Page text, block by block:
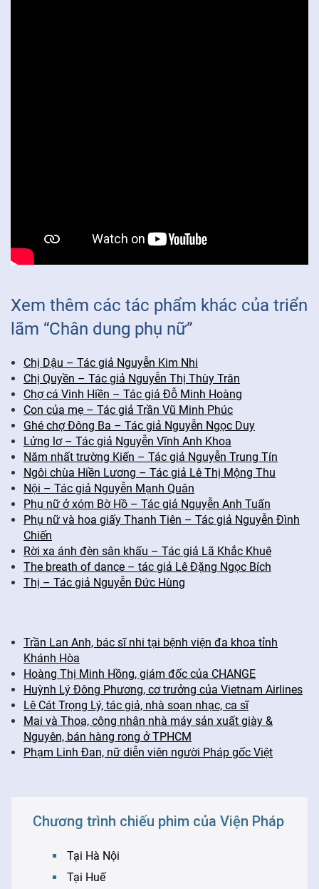
Xem thêm các tác phẩm khác của triển
lãm “Chân dung phụ nữ”
Chị Dậu – Tác giả Nguyễn Kim Nhi
Chị Quyền – Tác giả Nguyễn Thị Thùy Trân
Chợ cá Vinh Hiền – Tác giả Đỗ Minh Hoàng
Con của mẹ – Tác giả Trần Vũ Minh Phúc
Ghé chợ Đông Ba – Tác giả Nguyễn Ngọc Duy
Lửng lơ – Tác giả Nguyễn Vĩnh Anh Khoa
Năm nhất trường Kiến – Tác giả Nguyễn Trung Tín
Ngôi chùa Hiền Lương – Tác giả Lê Thị Mộng Thu
Nội – Tác giả Nguyễn Mạnh Quân
Phụ nữ ở xóm Bờ Hồ – Tác giả Nguyễn Anh Tuấn
Phụ nữ và hoa giấy Thanh Tiên – Tác giả Nguyễn Đình
Chiến
Rời xa ánh đèn sân khấu – Tác giả Lã Khắc Khuê
The breath of dance – tác giả Lê Đặng Ngọc Bích
Thị – Tác giả Nguyễn Đức Hùng
Trần Lan Anh, bác sĩ nhi tại bệnh viện đa khoa tỉnh
Khánh Hòa
Hoàng Thị Minh Hồng, giám đốc của CHANGE
Huỳnh Lý Đông Phương, cơ trưởng của Vietnam Airlines
Lê Cát Trọng Lý, tác giả, nhà soạn nhạc, ca sĩ
Mai và Thoa, công nhân nhà máy sản xuất giày &
Nguyên, bán hàng rong ở TPHCM
Phạm Linh Đan, nữ diễn viên người Pháp gốc Việt
Chương trình chiếu phim của Viện Pháp
Tại Hà Nội
Tại Huế